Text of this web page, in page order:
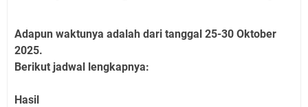
Adapun waktunya adalah dari tanggal 25-30 Oktober
2025.
Berikut jadwal lengkapnya:
Hasil